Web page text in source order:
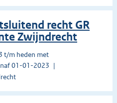
recht GR
Zwijndrecht
t/m heden met
01-01-2023